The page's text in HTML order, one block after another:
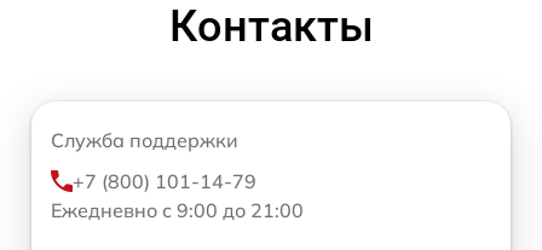
Контакты
Служба поддержки
+7 (800) 101-14-79
Ежедневно с 9:00 до 21:00